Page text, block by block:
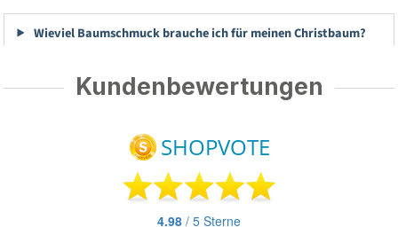
Wieviel Baumschmuck brauche ich für meinen Christbaum?
Kundenbewertungen